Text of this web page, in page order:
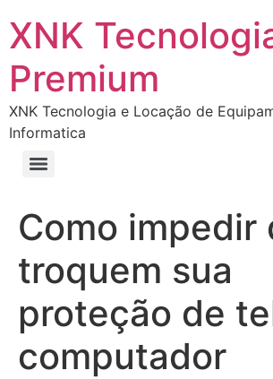
XNK
Premium
XNK Tecnologia e Locação de
Informatica
Como impedir
troquem sua
proteção de
computador